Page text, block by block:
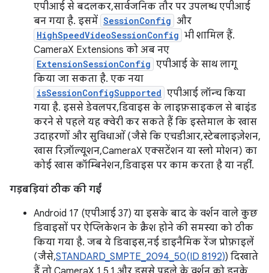
एपीआई से बदलकर, सार्वजनिक तौर पर उपलब्ध एपीआई
बन गया है. इसमें SessionConfig और
HighSpeedVideoSessionConfig भी शामिल हैं.
CameraX Extensions को अब नए
ExtensionSessionConfig एपीआई के साथ लागू
किया जा सकता है. एक नया
isSessionConfigSupported एपीआई लॉन्च किया
गया है. इससे डेवलपर, डिवाइस के लाइफ़साइकल से बाइंड
करने से पहले यह क्वेरी कर सकते हैं कि इस्तेमाल के खास
उदाहरणों और सुविधाओं (जैसे कि एचडीआर, स्टेबलाइज़ेशन,
खास रिज़ॉल्यूशन, CameraX एक्सटेंशन या स्लो मोशन) का
कोई खास कॉम्बिनेशन, डिवाइस पर काम करता है या नहीं.
गड़बड़ियां ठीक की गईं
Android 17 (एपीआई 37) या इसके बाद के वर्शन वाले कुछ
डिवाइसों पर ऐप्लिकेशन के क्रैश होने की समस्या को ठीक
किया गया है. जब ये डिवाइस, नई डाइनैमिक रेंज प्रोफ़ाइलें
(जैसे,STANDARD_SMPTE_2094_50(ID 8192)) दिखाते